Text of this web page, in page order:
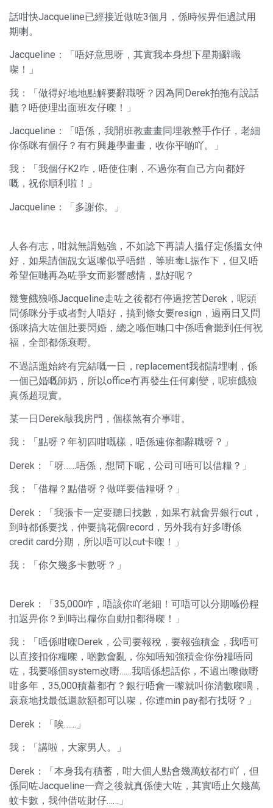
話咁快Jacqueline已經接近做咗3個月，係時候畀佢過試用
期喇。
Jacqueline：「唔好意思呀，其實我本身想下星期辭職
㗎！」
我：「做得好地地點解要辭職呀？因為同Derek拍拖有說話
聽？唔使理出面班友仔㗎！」
Jacqueline：「唔係，我開班教畫畫同埋教整手作仔，老細
你係咪有個仔？有冇興趣學畫畫，收你平啲吖。」
我：「我個仔K2咋，唔使住喇，不過你有自己方向都好
嘅，祝你順利啦！」
Jacqueline：「多謝你。」
人各有志，咁就無謂勉強，不如諗下再請人搵仔定係搵女仲
好，如果請個靚女返嚟似乎唔錯，等班毒L振作下，但又唔
希望佢哋再為咗爭女而影響感情，點好呢？
幾隻餓狼喺Jacqueline走咗之後都冇停過挖苦Derek，呢頭
問係咪分手或者對人唔好，搞到條女要resign，過兩日又問
係咪搞大咗個肚要閃婚，總之喺佢哋口中係唔會聽到任何祝
福，全部都係衰嘢。
不過話題始終有完結嘅一日，replacement我都請埋喇，係
一個已婚嘅師奶，所以office冇再發生任何劇變，呢班餓狼
真係超現實。
某一日Derek敲我房門，個樣煞有介事咁。
我：「點呀？年初四咁嘅樣，唔係連你都辭職呀？」
Derek：「呀……唔係，想問下呢，公司可唔可以借糧？」
我：「借糧？點借呀？做咩要借糧呀？」
Derek：「我張卡一定要聽日找數，如果冇就會畀銀行cut，
到時都係要找，仲要搞花個record，另外我有好多嘢係
credit card分期，所以唔可以cut卡㗎！」
我：「你欠幾多卡數呀？」
Derek：「35,000咋，唔該你吖老細！可唔可以分期喺份糧
扣返畀你？到時出糧你自動扣都得㗎！」
我：「唔係咁㗎Derek，公司要報稅，要報強積金，我唔可
以直接扣你糧㗎，啲數會亂，你知唔知強積金你份糧唔同
咗，我要喺個system改嘢……我唔係想話你，不過出嚟做嘢
咁多年，35,000積蓄都冇？銀行唔會一嚟就叫你清數㗎喎，
衰衰地找最低還款額都可以㗎，你連min pay都冇找呀？」
Derek：「唉……」
我：「講啦，大家男人。」
Derek：「本身我有積蓄，咁大個人點會幾萬蚊都冇吖，但
係同咗Jacqueline一齊之後就真係使大咗，其實唔止欠幾萬
蚊卡數，我仲借咗財仔……」